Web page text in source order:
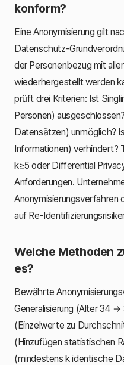
konform?
Eine Anonymisierung gilt
Datenschutz-
der Personenbezug mit
wiederhergestellt werden
prüft drei Kriterien: Ist
Personen)
Datensätzen) unmöglich?
Informationen) verhindert?
k≥5 oder Differential
Anforderungen.
Anonymisierungsverfahren
auf Re-
Welche Methoden
es?
Bewährte
Generalisierung (Alter 34
(Einzelwerte zu
(Hinzufügen statistischen
(mindestens k identische